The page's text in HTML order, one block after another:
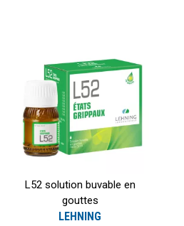
L52 solution buvable en
gouttes
LEHNING